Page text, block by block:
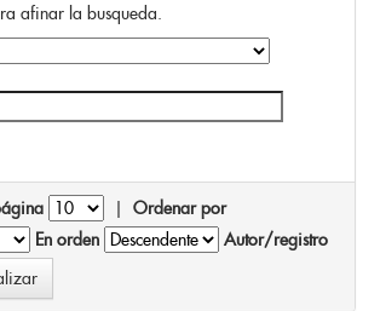
afinar la busqueda.
| Ordenar por
En orden
Autor/registro